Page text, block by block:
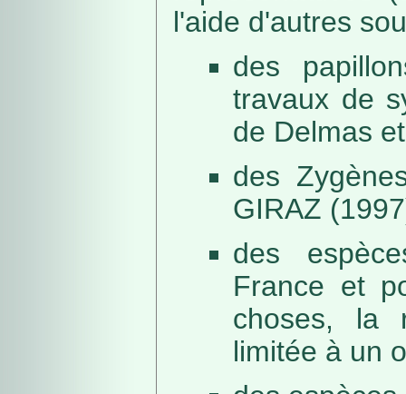
l'aide d'autres
des
travaux de
de Delmas
des
GIRAZ
des
France et
choses, la
limitée à un